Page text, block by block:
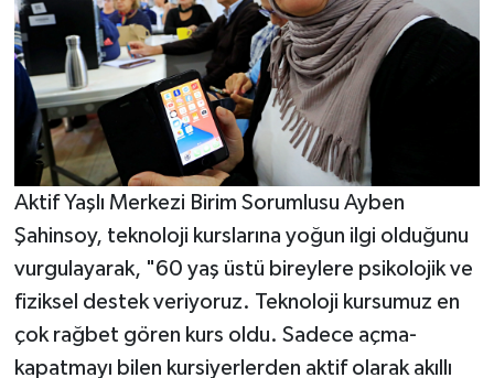
Aktif Yaşlı Merkezi Birim Sorumlusu Ayben
Şahinsoy, teknoloji kurslarına yoğun ilgi olduğunu
vurgulayarak, "60 yaş üstü bireylere psikolojik ve
fiziksel destek veriyoruz. Teknoloji kursumuz en
çok rağbet gören kurs oldu. Sadece açma-
kapatmayı bilen kursiyerlerden aktif olarak akıllı